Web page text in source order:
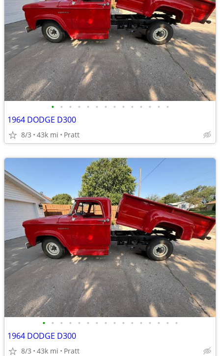
• • • • • • • • • • • • • •
1964 DODGE D300
8/3 43k mi Pratt
• • • • • • • • • • • • • • • •
1964 DODGE D300
8/3 43k mi Pratt